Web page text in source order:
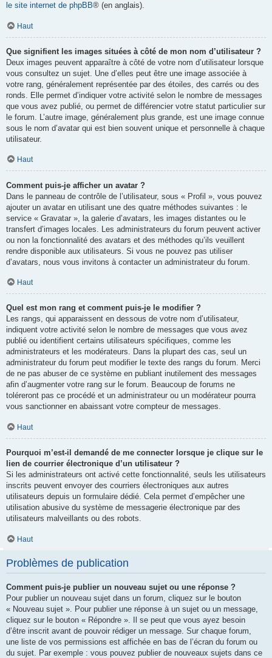
le site internet de phpBB® (en anglais).
Haut
Que signifient les images situées à côté de mon nom d’utilisateur ?
Deux images peuvent apparaître à côté de votre nom d’utilisateur lorsque
vous consultez un sujet. Une d’elles peut être une image associée à
votre rang, généralement représentée par des étoiles, des carrés ou des
ronds. Elle permet d’indiquer votre activité selon le nombre de messages
que vous avez publié, ou permet de différencier votre statut particulier sur
le forum. L’autre image, généralement plus grande, est une image connue
sous le nom d’avatar qui est bien souvent unique et personnelle à chaque
utilisateur.
Haut
Comment puis-je afficher un avatar ?
Dans le panneau de contrôle de l’utilisateur, sous « Profil », vous pouvez
ajouter un avatar en utilisant une des quatre méthodes suivantes : le
service « Gravatar », la galerie d’avatars, les images distantes ou le
transfert d’images locales. Les administrateurs du forum peuvent activer
ou non la fonctionnalité des avatars et des méthodes qu’ils veuillent
rendre disponible aux utilisateurs. Si vous ne pouvez pas utiliser
d’avatars, nous vous invitons à contacter un administrateur du forum.
Haut
Quel est mon rang et comment puis-je le modifier ?
Les rangs, qui apparaissent en dessous de votre nom d’utilisateur,
indiquent votre activité selon le nombre de messages que vous avez
publié ou identifient certains utilisateurs spécifiques, comme les
administrateurs et les modérateurs. Dans la plupart des cas, seul un
administrateur du forum peut modifier le texte des rangs du forum. Merci
de ne pas abuser de ce système en publiant inutilement des messages
afin d’augmenter votre rang sur le forum. Beaucoup de forums ne
toléreront pas ce procédé et un administrateur ou un modérateur pourra
vous sanctionner en abaissant votre compteur de messages.
Haut
Pourquoi m’est-il demandé de me connecter lorsque je clique sur le
lien de courrier électronique d’un utilisateur ?
Si les administrateurs ont activé cette fonctionnalité, seuls les utilisateurs
inscrits peuvent envoyer des courriers électroniques aux autres
utilisateurs depuis un formulaire dédié. Cela permet d’empêcher une
utilisation abusive du système de messagerie électronique par des
utilisateurs malveillants ou des robots.
Haut
Problèmes de publication
Comment puis-je publier un nouveau sujet ou une réponse ?
Pour publier un nouveau sujet dans un forum, cliquez sur le bouton
« Nouveau sujet ». Pour publier une réponse à un sujet ou un message,
cliquez sur le bouton « Répondre ». Il se peut que vous ayez besoin
d’être inscrit avant de pouvoir rédiger un message. Sur chaque forum,
une liste de vos permissions est affichée en bas de l’écran du forum ou
du sujet. Par exemple : vous pouvez publier de nouveaux sujets dans ce